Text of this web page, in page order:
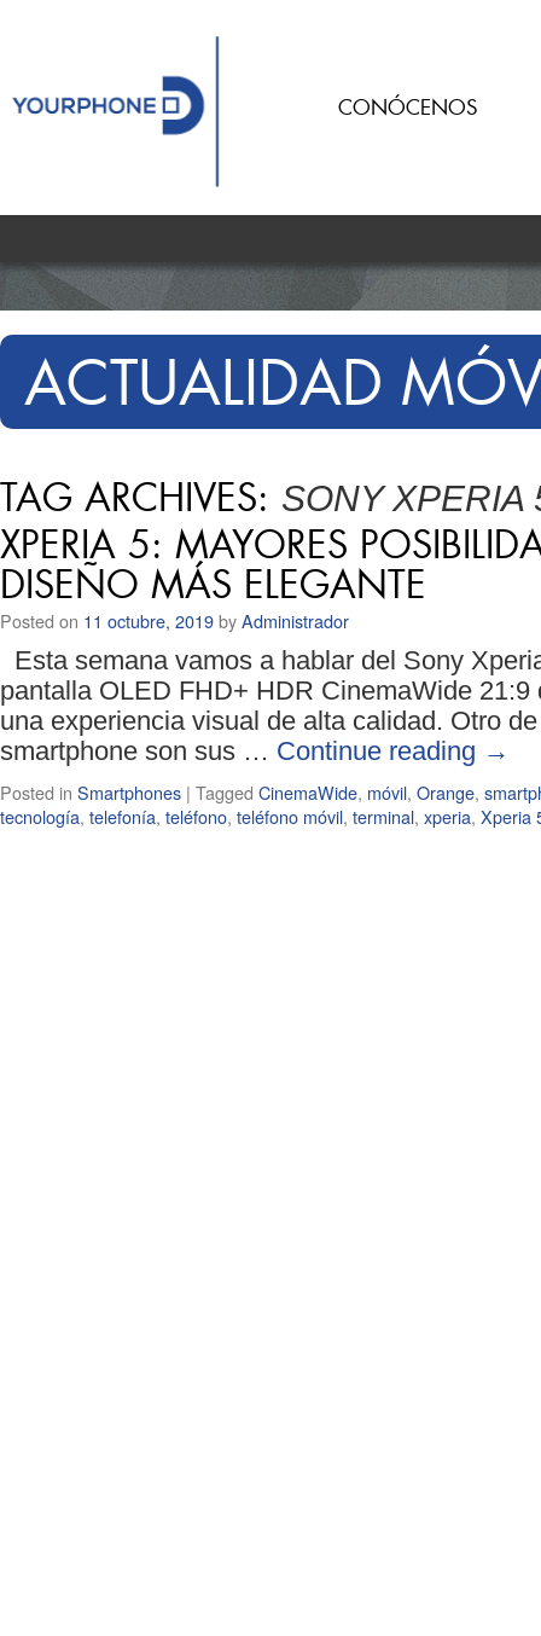
CONÓCENOS
ACTUALIDAD
TAG ARCHIVES: SONY XPERIA
XPERIA 5: MAYORES
DISEÑO MÁS ELEGANTE
Posted on 11 octubre, 2019byAdministrador
Esta semana vamos a hablar del Sony
pantalla OLED FHD+ HDR CinemaWide
una experiencia visual de alta calidad. Otro
smartphone son sus … Continue reading →
Posted in Smartphones | Tagged CinemaWide, móvil, Orange,
tecnología, telefonía, teléfono, teléfono móvil, terminal, xperia, Xperia